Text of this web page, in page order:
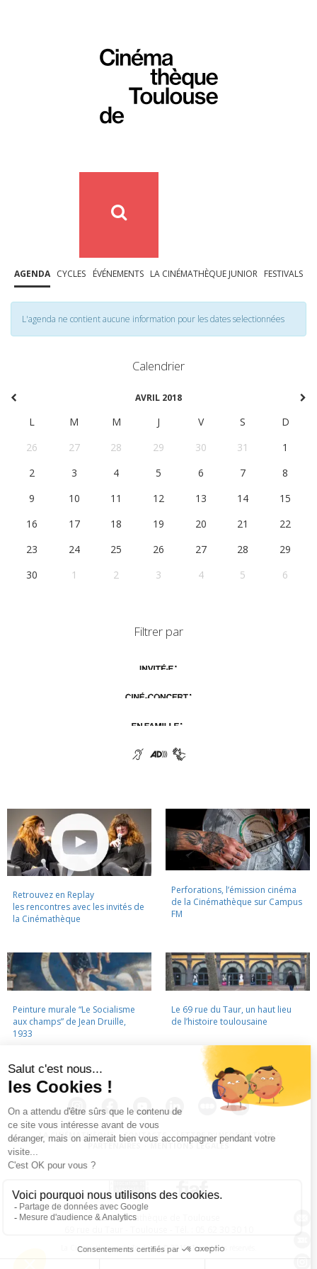
AGENDA CYCLES ÉVÉNEMENTS LA CINÉMATHÈQUE JUNIOR FESTIVALS
L'agenda ne contient aucune information pour les dates selectionnées
Calendrier
AVRIL 2018
L M M J V S
D
26
27 28 29 30 31
1
2
3 4 5 6 7
8
9
10 11 12 13 14
15
16
17 18 19 20 21
22
23
24 25 26 27 28
29
30
1 2 3 4 5 6
Filtrer par
Retrouvez en Replay
les rencontres avec les invités de
la Cinémathèque
Perforations, l’émission cinéma
de la Cinémathèque sur Campus
FM
Peinture murale “Le Socialisme
aux champs” de Jean Druille,
1933
Le 69 rue du Taur, un haut lieu
de l’histoire toulousaine
LA CINÉMATHÈQUE CONTACTS · LETTRE D'INFORMATION
PARTENAIRES · MENTIONS LÉGALES
La Cinémathèque de Toulouse
La Cinémathèque de Toulouse © 2015. Tous droits réservés.